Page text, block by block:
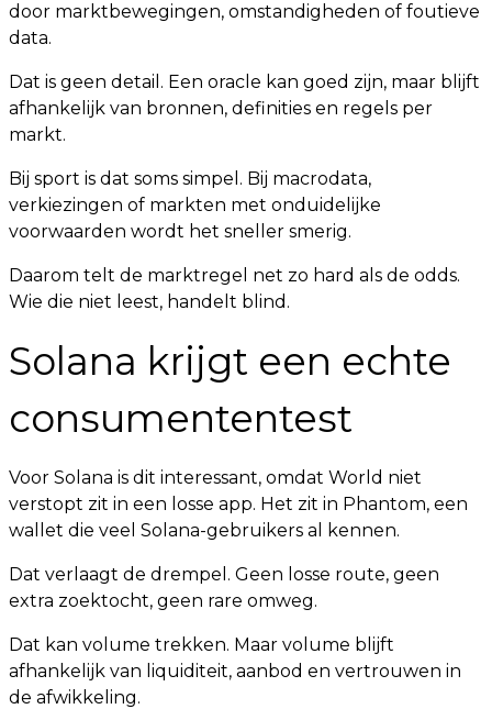
door marktbewegingen, omstandigheden of foutieve
data.
Dat is geen detail. Een oracle kan goed zijn, maar blijft
afhankelijk van bronnen, definities en regels per
markt.
Bij sport is dat soms simpel. Bij macrodata,
verkiezingen of markten met onduidelijke
voorwaarden wordt het sneller smerig.
Daarom telt de marktregel net zo hard als de odds.
Wie die niet leest, handelt blind.
Solana krijgt een echte
consumententest
Voor Solana is dit interessant, omdat World niet
verstopt zit in een losse app. Het zit in Phantom, een
wallet die veel Solana-gebruikers al kennen.
Dat verlaagt de drempel. Geen losse route, geen
extra zoektocht, geen rare omweg.
Dat kan volume trekken. Maar volume blijft
afhankelijk van liquiditeit, aanbod en vertrouwen in
de afwikkeling.